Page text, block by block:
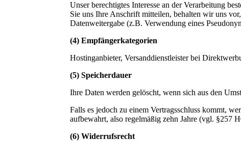
Unser berechtigtes Interesse an der Verarbeitung
Sie uns Ihre Anschrift mitteilen, behalten wir uns
Datenweitergabe (z.B. Verwendung eines
(4) Empfängerkategorien
Hostinganbieter, Versanddienstleister bei
(5) Speicherdauer
Ihre Daten werden gelöscht, wenn sich aus den
Falls es jedoch zu einem Vertragsschluss kommt,
aufbewahrt, also regelmäßig zehn Jahre (vgl. §257
(6) Widerrufsrecht